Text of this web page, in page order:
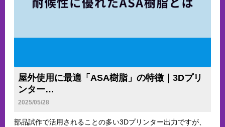
屋外使用に最適「ASA樹脂」の特徴｜3Dプリ
ンター…
2025/05/28
部品試作で活用されることの多い3Dプリンター出力ですが、